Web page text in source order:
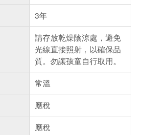
3年
請存放乾燥陰涼處，避免
光線直接照射，以確保品
質。勿讓孩童自行取用。
常溫
應稅
應稅